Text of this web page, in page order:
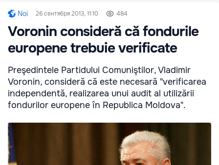
Noi 26 сентября 2013, 11:10 484
Voronin consideră că fondurile
europene trebuie verificate
Preşedintele Partidului Comuniştilor, Vladimir
Voronin, consideră că este necesară "verificarea
independentă, realizarea unui audit al utilizării
fondurilor europene în Republica Moldova".